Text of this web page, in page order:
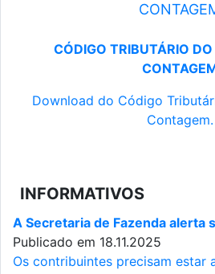
CÓDIGO TRIBUTÁRIO
Download do Código
Contagem.
INFORMATIVOS
A Secretaria de Fazenda alerta
Publicado em 18.11.2025
Os contribuintes precisam estar